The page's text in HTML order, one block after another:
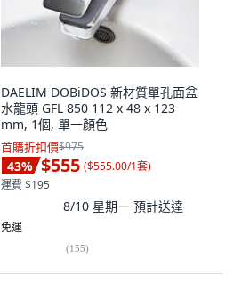
DAELIM DOBiDOS 新材質單孔面盆
水龍頭 GFL 850 112 x 48 x 123
mm, 1個, 單一顏色
首購折扣價$975
43% $555 ($555.00/1套)
運費 $195
8/10 星期一 預計送達
免運
(155)